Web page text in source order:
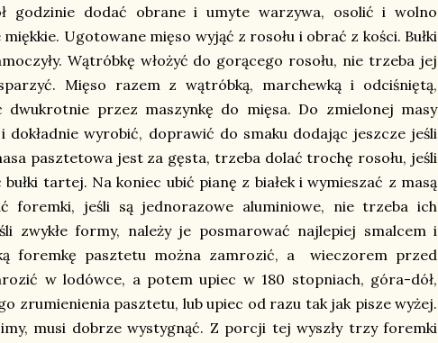
godzinie dodać obrane i umyte warzywa, osolić i wolno
Ugotowane mięso wyjąć z rosołu i obrać z kości. Bułki
Wątróbkę włożyć do gorącego rosołu, nie trzeba jej
Mięso razem z wątróbką, marchewką i odciśniętą,
dwukrotnie przez maszynkę do mięsa. Do zmielonej masy
dokładnie wyrobić, doprawić do smaku dodając jeszcze jeśli
pasztetowa jest za gęsta, trzeba dolać trochę rosołu, jeśli
tartej. Na koniec ubić pianę z białek i wymieszać z masą
foremki, jeśli są jednorazowe aluminiowe, nie trzeba ich
zwykłe formy, należy je posmarować najlepiej smalcem i
foremkę pasztetu można zamrozić, a wieczorem przed
w lodówce, a potem upiec w 180 stopniach, góra-dół,
zrumienienia pasztetu, lub upiec od razu tak jak pisze wyżej.
musi dobrze wystygnąć. Z porcji tej wyszły trzy foremki